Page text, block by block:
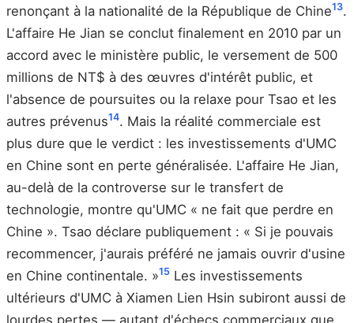
renonçant à la nationalité de la République de Chine13.
L'affaire He Jian se conclut finalement en 2010 par un
accord avec le ministère public, le versement de 500
millions de NT$ à des œuvres d'intérêt public, et
l'absence de poursuites ou la relaxe pour Tsao et les
autres prévenus14. Mais la réalité commerciale est
plus dure que le verdict : les investissements d'UMC
en Chine sont en perte généralisée. L'affaire He Jian,
au-delà de la controverse sur le transfert de
technologie, montre qu'UMC « ne fait que perdre en
Chine ». Tsao déclare publiquement : « Si je pouvais
recommencer, j'aurais préféré ne jamais ouvrir d'usine
en Chine continentale. »15 Les investissements
ultérieurs d'UMC à Xiamen Lien Hsin subiront aussi de
lourdes pertes — autant d'échecs commerciaux que